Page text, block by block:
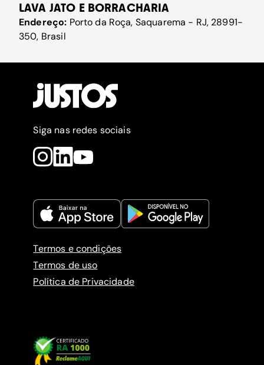
LAVA JATO E BORRACHARIA
Endereço: Porto da Roça, Saquarema - RJ, 28991-
350, Brasil
Siga nas redes sociais
Termos e condições
Termos de uso
Política de Privacidade